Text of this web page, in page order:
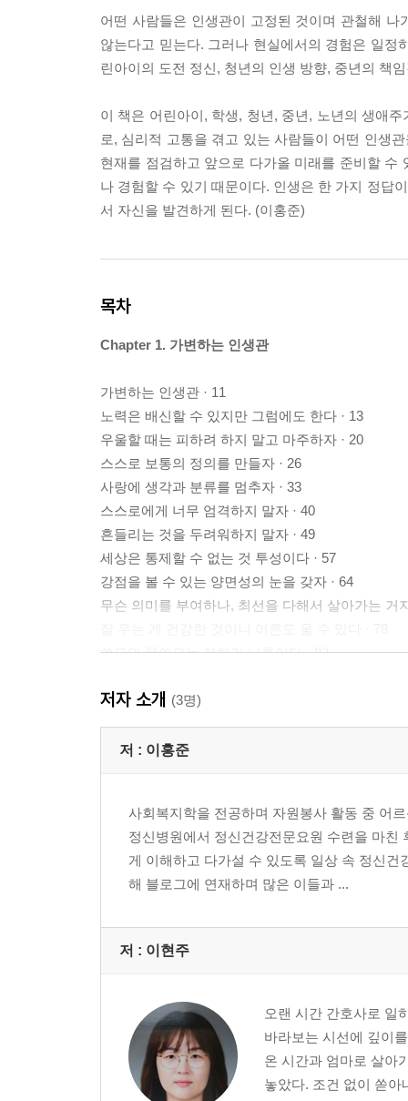
어떤 사람들은 인생관이 고정된 것이며 관철해
않는다고 믿는다. 그러나 현실에서의 경험은 일
린아이의 도전 정신, 청년의 인생 방향, 중년의 책
이 책은 어린아이, 학생, 청년, 중년, 노년의 생애
로, 심리적 고통을 겪고 있는 사람들이 어떤 인생
현재를 점검하고 앞으로 다가올 미래를 준비할
나 경험할 수 있기 때문이다. 인생은 한 가지 정답
서 자신을 발견하게 된다. (이홍준)
목차
Chapter 1. 가변하는 인생관
가변하는 인생관 · 11
노력은 배신할 수 있지만 그럼에도 한다 · 13
우울할 때는 피하려 하지 말고 마주하자 · 20
스스로 보통의 정의를 만들자 · 26
사랑에 생각과 분류를 멈추자 · 33
스스로에게 너무 엄격하지 말자 · 40
흔들리는 것을 두려워하지 말자 · 49
세상은 통제할 수 없는 것 투성이다 · 57
강점을 볼 수 있는 양면성의 눈을 갖자 · 64
무슨 의미를 부여하나, 최선을 다해서 살아가는 거
쓸모와 무쓸모는 정하기 나름이다 · 83
Chapter 2. 인생이 나만의 철학을 만든다
삶은 유한하다! 이 순간을 살아라 · 120
혼자 있는 시간이 삶의 깊이를 만든다 · 134
행복은 특별한 게 아니라 평범한 거다 · 146
내가 바뀌면 삶은 저절로 바뀐다 · 157
우리는 모두 점점 나아지고 있는 중이다 · 190
Chapter 3. 인생이란 무엇인가
인생이란 무엇인가 · 215
저자 소개 (3명)
저 : 이홍준
사회복지학을 전공하며 자원봉사 활동 중 어
정신병원에서 정신건강전문요원 수련을 마
게 이해하고 다가설 수 있도록 일상 속 정신
해 블로그에 연재하며 많은 이들과 ...
저 : 이현주
오랜 시간 간호사로 일
바라보는 시선에 깊이
온 시간과 엄마로 살아
놓았다. 조건 없이 쏟아